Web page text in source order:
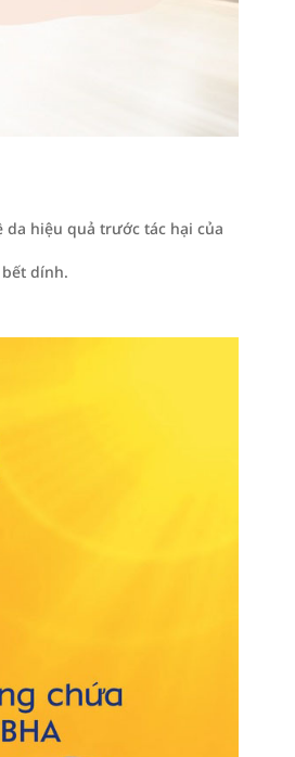
da hiệu quả trước tác hại của
dính.